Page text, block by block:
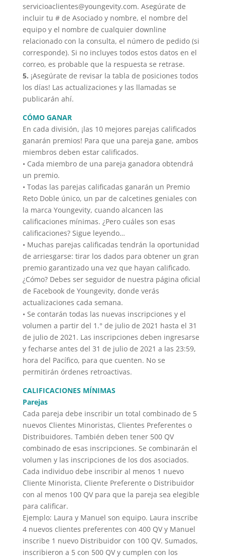
servicioaclientes@youngevity.com. Asegúrate de
incluir tu # de Asociado y nombre, el nombre del
equipo y el nombre de cualquier downline
relacionado con la consulta, el número de pedido (si
corresponde). Si no incluyes todos estos datos en el
correo, es probable que la respuesta se retrase.
5. ¡Asegúrate de revisar la tabla de posiciones todos
los días! Las actualizaciones y las llamadas se
publicarán ahí.
CÓMO GANAR
En cada división, ¡las 10 mejores parejas calificados
ganarán premios! Para que una pareja gane, ambos
miembros deben estar calificados.
• Cada miembro de una pareja ganadora obtendrá
un premio.
• Todas las parejas calificadas ganarán un Premio
Reto Doble único, un par de calcetines geniales con
la marca Youngevity, cuando alcancen las
calificaciones mínimas. ¿Pero cuáles son esas
calificaciones? Sigue leyendo…
• Muchas parejas calificadas tendrán la oportunidad
de arriesgarse: tirar los dados para obtener un gran
premio garantizado una vez que hayan calificado.
¿Cómo? Debes ser seguidor de nuestra página oficial
de Facebook de Youngevity, donde verás
actualizaciones cada semana.
• Se contarán todas las nuevas inscripciones y el
volumen a partir del 1.° de julio de 2021 hasta el 31
de julio de 2021. Las inscripciones deben ingresarse
y fecharse antes del 31 de julio de 2021 a las 23:59,
hora del Pacífico, para que cuenten. No se
permitirán órdenes retroactivas.
CALIFICACIONES MÍNIMAS
Parejas
Cada pareja debe inscribir un total combinado de 5
nuevos Clientes Minoristas, Clientes Preferentes o
Distribuidores. También deben tener 500 QV
combinado de esas inscripciones. Se combinarán el
volumen y las inscripciones de los dos asociados.
Cada individuo debe inscribir al menos 1 nuevo
Cliente Minorista, Cliente Preferente o Distribuidor
con al menos 100 QV para que la pareja sea elegible
para calificar.
Ejemplo: Laura y Manuel son equipo. Laura inscribe
4 nuevos clientes preferentes con 400 QV y Manuel
inscribe 1 nuevo Distribuidor con 100 QV. Sumados,
inscribieron a 5 con 500 QV y cumplen con los